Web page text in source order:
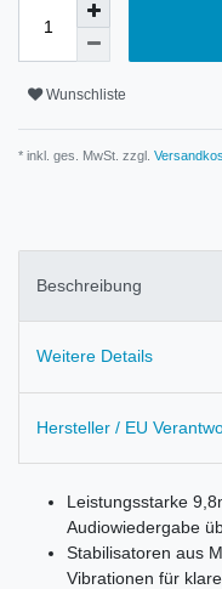
Wunschliste
* inkl. ges. MwSt. zzgl.
Beschreibung
Weitere Details
Hersteller / EU
Leistungsstarke
Audiowiedergabe
Stabilisatoren aus
Vibrationen für